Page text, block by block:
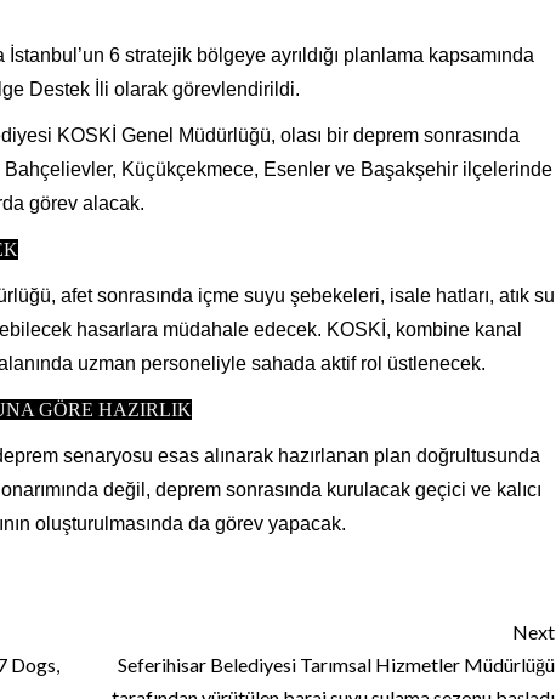
6 stratejik bölgeye ayrıldığı planlama kapsamında
Destek İli olarak görevlendirildi.
KOSKİ Genel Müdürlüğü, olası bir deprem sonrasında
Bahçelievler, Küçükçekmece, Esenler ve Başakşehir ilçelerinde
görev alacak.
afet sonrasında içme suyu şebekeleri, isale hatları, atık su
hasarlara müdahale edecek. KOSKİ, kombine kanal
uzman personeliyle sahada aktif rol üstlenecek.
GÖRE HAZIRLIK
senaryosu esas alınarak hazırlanan plan doğrultusunda
değil, deprem sonrasında kurulacak geçici ve kalıcı
oluşturulmasında da görev yapacak.
Dogs,
Next
Seferihisar Belediyesi Tarımsal Hizmetler Müdürlüğü